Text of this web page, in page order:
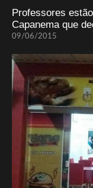
Professores
Capanema que
09/06/2015